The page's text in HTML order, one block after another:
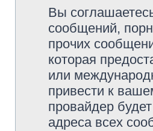
Вы
сообщений,
прочих
которая
или
привести к
провайдер
адреса всех